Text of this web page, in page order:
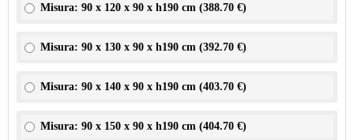
Misura: 90 x 120 x 90 x h190 cm (388.70 €)
Misura: 90 x 130 x 90 x h190 cm (392.70 €)
Misura: 90 x 140 x 90 x h190 cm (403.70 €)
Misura: 90 x 150 x 90 x h190 cm (404.70 €)